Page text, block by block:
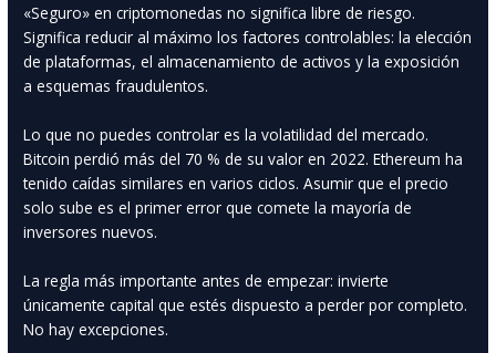
«Seguro» en criptomonedas no significa libre de riesgo.
Significa reducir al máximo los factores controlables: la elección
de plataformas, el almacenamiento de activos y la exposición
a esquemas fraudulentos.
Lo que no puedes controlar es la volatilidad del mercado.
Bitcoin perdió más del 70 % de su valor en 2022. Ethereum ha
tenido caídas similares en varios ciclos. Asumir que el precio
solo sube es el primer error que comete la mayoría de
inversores nuevos.
La regla más importante antes de empezar: invierte
únicamente capital que estés dispuesto a perder por completo.
No hay excepciones.